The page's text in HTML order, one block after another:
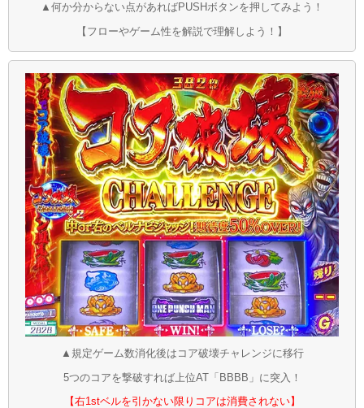
▲何か分からない点があればPUSHボタンを押してみよう！
【フローやゲーム性を解説で理解しよう！】
▲規定ゲーム数消化後はコア破壊チャレンジに移行
5つのコアを撃破すれば上位AT「BBBB」に突入！
【右1stベルを引かない限りコアは消費されない】